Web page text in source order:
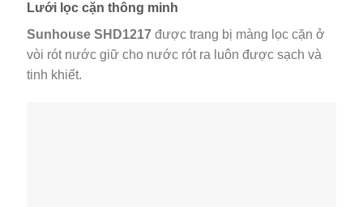
Lưới lọc cặn thông minh
Sunhouse SHD1217 được trang bị màng lọc cặn ở
vòi rót nước giữ cho nước rót ra luôn được sạch và
tinh khiết.